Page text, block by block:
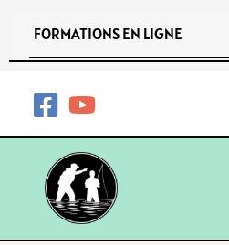
FORMATIONS EN LIGNE